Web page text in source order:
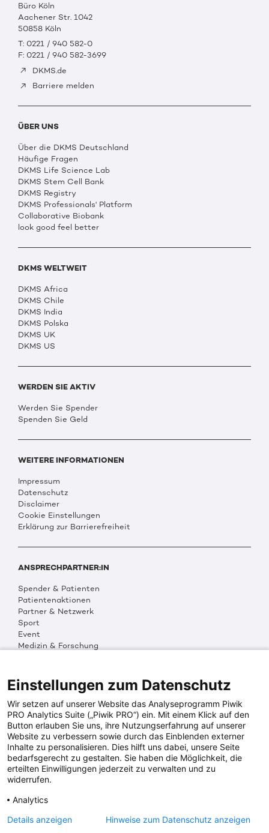
Büro Köln
Aachener Str. 1042
50858 Köln
T: 0221 / 940 582-0
F: 0221 / 940 582-3699
DKMS.de
Barriere melden
ÜBER UNS
Über die DKMS Deutschland
Häufige Fragen
DKMS Life Science Lab
DKMS Stem Cell Bank
DKMS Registry
DKMS Professionals' Platform
Collaborative Biobank
look good feel better
DKMS WELTWEIT
DKMS Africa
DKMS Chile
DKMS India
DKMS Polska
DKMS UK
DKMS US
WERDEN SIE AKTIV
Werden Sie Spender
Spenden Sie Geld
WEITERE INFORMATIONEN
Impressum
Datenschutz
Disclaimer
Cookie Einstellungen
Erklärung zur Barrierefreiheit
ANSPRECHPARTNER:IN
Spender & Patienten
Patientenaktionen
Partner & Netzwerk
Sport
Event
Medizin & Forschung
Multimedia
Social Media
PRESSEINFOS
Fotos & Media
Digitale Pressemappen
Patientenaktionen
DKMS SPENDENKONTO
Einstellungen zum Datenschutz
Wir setzen auf unserer Website das Analyseprogramm Piwik
PRO Analytics Suite („Piwik PRO“) ein. Mit einem Klick auf den
Button erlauben Sie uns, ihre Nutzungserfahrung auf unserer
Website zu verbessern sowie durch das Einblenden externer
Inhalte zu personalisieren. Dies hilft uns dabei, unsere Seite
bedarfsgerecht zu gestalten. Sie haben die Möglichkeit, die
erteilten Einwilligungen jederzeit zu verwalten und zu
widerrufen.
Analytics
Details anzeigen
Hinweise zum Datenschutz anzeigen